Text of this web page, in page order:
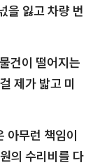
을 잃고 차량 번
건이 떨어지는
제가 밟고 미
아무런 책임이
의 수리비를 다